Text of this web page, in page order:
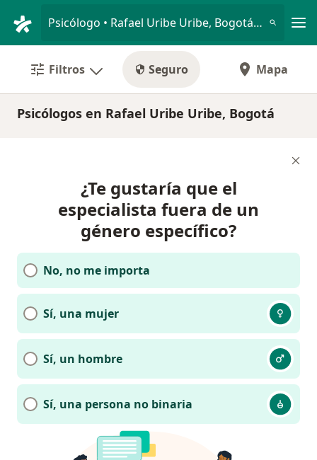
Psicólogo • Rafael Uribe Uribe, Bogotá, Cundinamarca
Filtros Seguro Mapa
Psicólogos en Rafael Uribe Uribe, Bogotá
¿Te gustaría que el
especialista fuera de un
género específico?
No, no me importa
Sí, una mujer
Sí, un hombre
Sí, una persona no binaria